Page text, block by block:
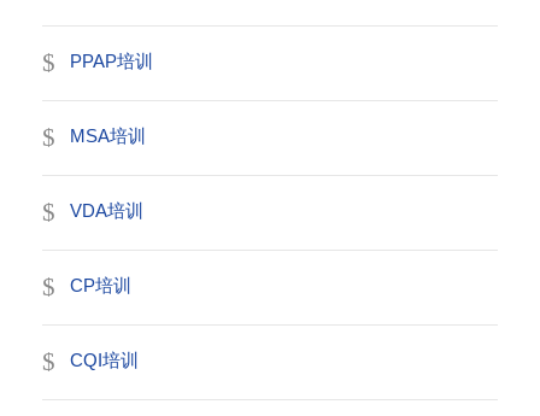
PPAP培训
MSA培训
VDA培训
CP培训
CQI培训